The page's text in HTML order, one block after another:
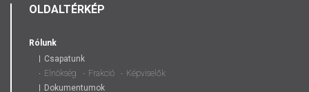
OLDALTÉRKÉP
Rólunk
Csapatunk
Elnökség
Frakció
Képviselők
Dokumentumok